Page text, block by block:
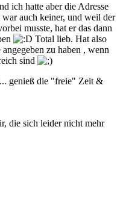
ich hatte aber die Adresse
auch keiner, und weil der
musste, hat er das dann
Total lieb. Hat also
zu haben , wenn
sind
genieß die "freie" Zeit &
die sich leider nicht mehr